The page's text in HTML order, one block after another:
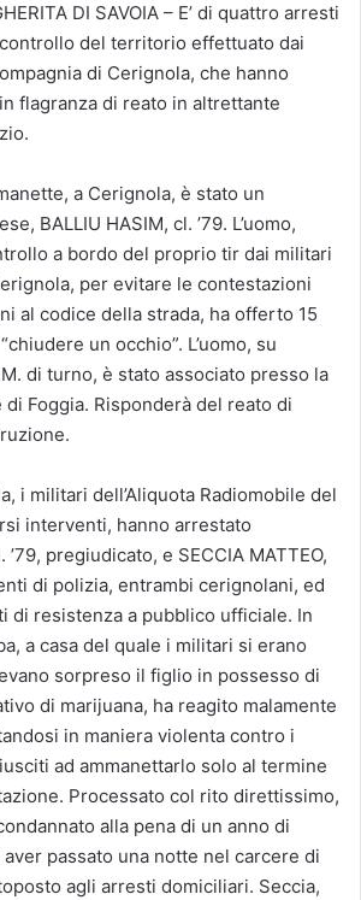
DI SAVOIA – E’ di quattro arresti
del territorio effettuato dai
di Cerignola, che hanno
flagranza di reato in altrettante
a Cerignola, è stato un
BALLIU HASIM, cl. ’79. L’uomo,
a bordo del proprio tir dai militari
per evitare le contestazioni
al codice della strada, ha offerto 15
un occhio”. L’uomo, su
di turno, è stato associato presso la
di Foggia. Risponderà del reato di
i militari dell’Aliquota Radiomobile del
interventi, hanno arrestato
’79, pregiudicato, e SECCIA MATTEO,
di polizia, entrambi cerignolani, ed
di resistenza a pubblico ufficiale. In
a casa del quale i militari si erano
sorpreso il figlio in possesso di
di marijuana, ha reagito malamente
in maniera violenta contro i
ad ammanettarlo solo al termine
Processato col rito direttissimo,
alla pena di un anno di
passato una notte nel carcere di
agli arresti domiciliari. Seccia,